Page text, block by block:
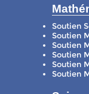
Soutien
Soutien
Soutien
Soutien
Soutien
Soutien